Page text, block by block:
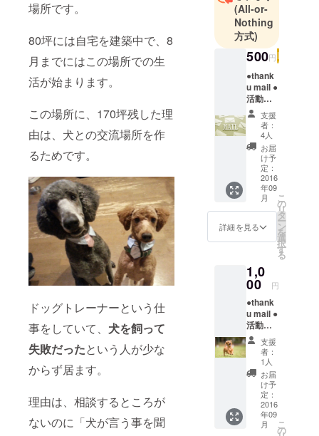
場所です。
80坪には自宅を建築中で、8
月までにはこの場所での生
活が始まります。
この場所に、170坪残した理
由は、犬との交流場所を作
るためです。
ドッグトレーナーという仕
事をしていて、 犬を飼って
失敗だったという人が少な
からず居ます。
理由は、相談するところが
ないのに「犬が言う事を聞
養管理士
(All-or-
Nothing
方式)
500円
●thank
u mail ●
活動報
告、収
支報告
メール
支援
者：
4人
お届
け予
定：
2016
年09
月
詳細を見る
こ
の
リ
タ
ー
ン
を
選
択
す
る
1,0
00 円
●thank
u mail ●
活動報
告、収
支報告
●ドッグ
ラン使
用パス
ポート
※8月
末頃完
成予定
支援
者：
1人
お届
け予
定：
2016
年09
月
こ
の